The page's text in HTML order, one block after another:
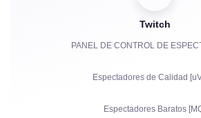
Horas de Visualización para
Twitch
PANEL DE CONTROL DE
Espectadores de Calidad
Espectadores Baratos